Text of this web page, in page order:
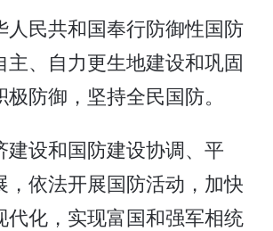
民共和国奉行防御性国防
主、自力更生地建设和巩固
防御，坚持全民国防。
建设和国防建设协调、平
，依法开展国防活动，加快
代化，实现富国和强军相统